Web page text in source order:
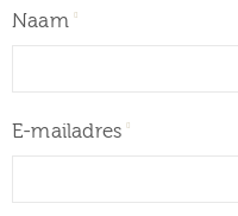
Naam
E-mailadres